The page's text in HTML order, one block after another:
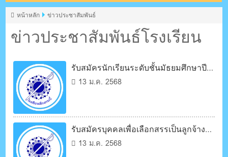
ตรัง กระบี่
ระบบบริหารจัดการเว็บไซต์ (CMS) ด้วย Ajax โดยคนไทย
ข่าวประชาสัมพันธ์โรงเรียน
หน้าหลัก ข่าวประชาสัมพันธ์
รับสมัครนักเรียนระดับชั้นมัธยมศึกษาปีที่
3 (ม.3 เดิม)
13 ม.ค. 2568
รับสมัครบุคคลเพื่อเลือกสรรเป็นลูกจ้าง
ชั่วคราว
13 ม.ค. 2568